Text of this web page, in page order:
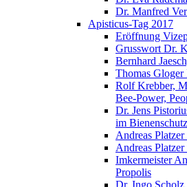
Dr. Manfred
Apisticus-Tag 2017
Eröffnung
Grusswort Dr.
Bernhard
Thomas
Rolf Krebber,
Bee-Power,
Dr. Jens
im Bienenschutz
Andreas
Andreas
Imkermeister
Propolis
Dr. Ingo